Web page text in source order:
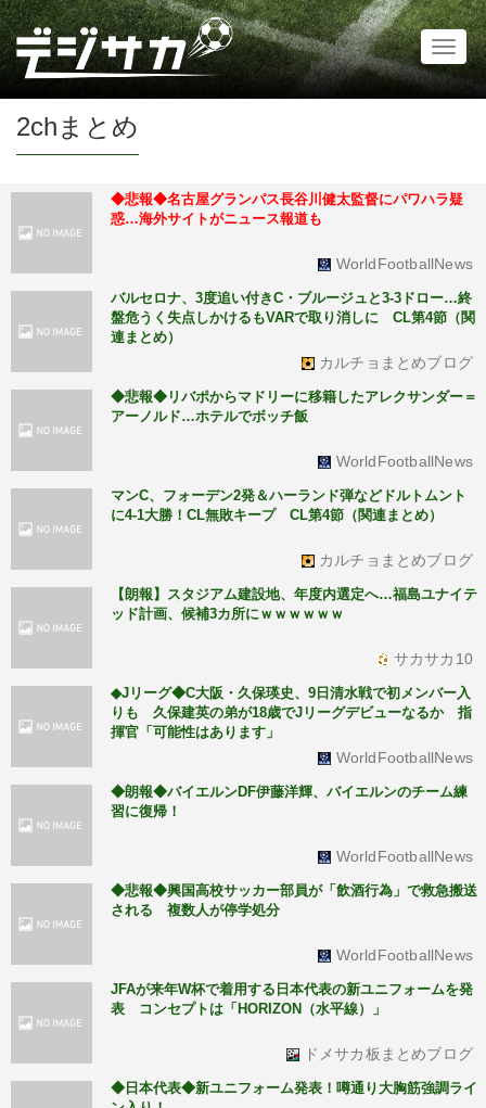
2chまとめ
◆悲報◆名古屋グランパス長谷川健太監督にパワハラ疑
惑…海外サイトがニュース報道も
WorldFootballNews
バルセロナ、3度追い付きC・ブルージュと3-3ドロー…終
盤危うく失点しかけるもVARで取り消しに CL第4節（関
連まとめ）
カルチョまとめブログ
◆悲報◆リバポからマドリーに移籍したアレクサンダー＝
アーノルド…ホテルでボッチ飯
WorldFootballNews
マンC、フォーデン2発＆ハーランド弾などドルトムント
に4-1大勝！CL無敗キープ CL第4節（関連まとめ）
カルチョまとめブログ
【朗報】スタジアム建設地、年度内選定へ…福島ユナイテ
ッド計画、候補3カ所にｗｗｗｗｗｗ
サカサカ10
◆Jリーグ◆C大阪・久保瑛史、9日清水戦で初メンバー入
りも 久保建英の弟が18歳でJリーグデビューなるか 指
揮官「可能性はあります」
WorldFootballNews
◆朗報◆バイエルンDF伊藤洋輝、バイエルンのチーム練
習に復帰！
WorldFootballNews
◆悲報◆興国高校サッカー部員が「飲酒行為」で救急搬送
される 複数人が停学処分
WorldFootballNews
JFAが来年W杯で着用する日本代表の新ユニフォームを発
表 コンセプトは「HORIZON（水平線）」
ドメサカ板まとめブログ
◆日本代表◆新ユニフォーム発表！噂通り大胸筋強調ライ